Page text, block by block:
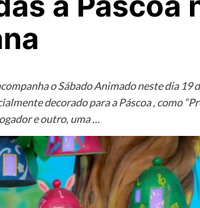
o Sábado Animado neste dia 19
decorado para a Páscoa , como
e outro, uma …